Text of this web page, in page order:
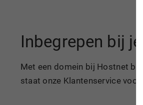
Inbegrepen bij
Met een domein bij Hostnet
staat onze Klantenservice voor